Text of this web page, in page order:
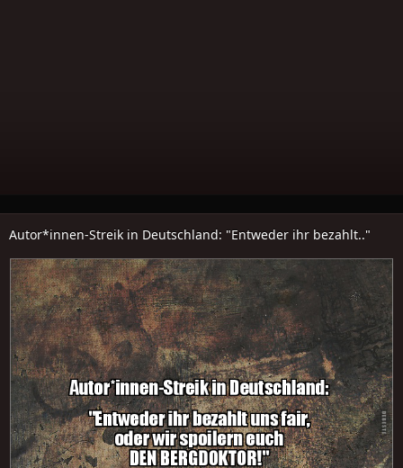
Autor*innen-Streik in Deutschland: "Entweder ihr bezahlt.."